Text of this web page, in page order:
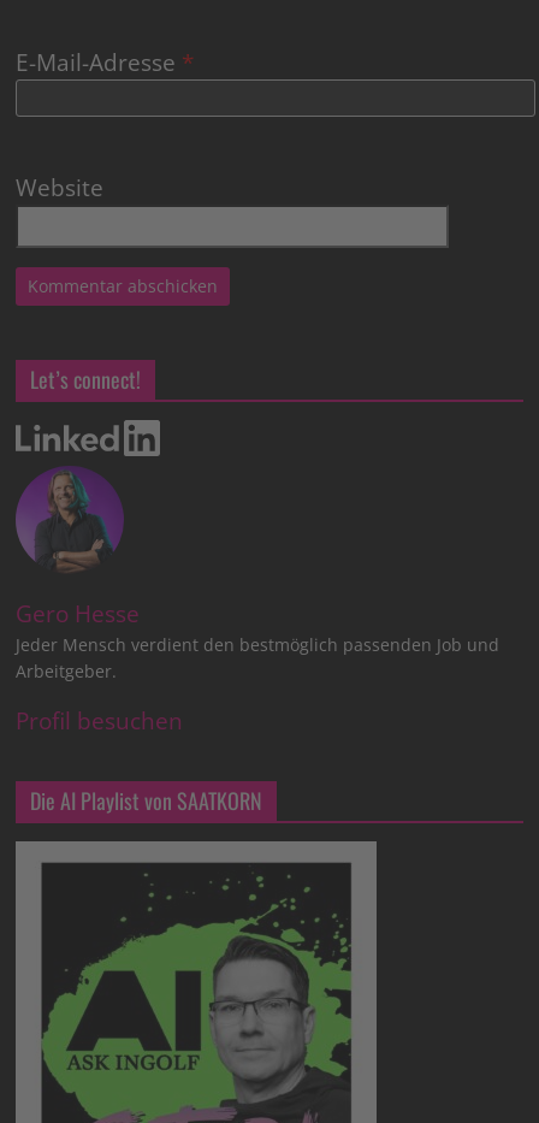
E-Mail-Adresse *
Website
Let’s connect!
Gero Hesse
Jeder Mensch verdient den bestmöglich passenden Job und
Arbeitgeber.
Profil besuchen
Die AI Playlist von SAATKORN